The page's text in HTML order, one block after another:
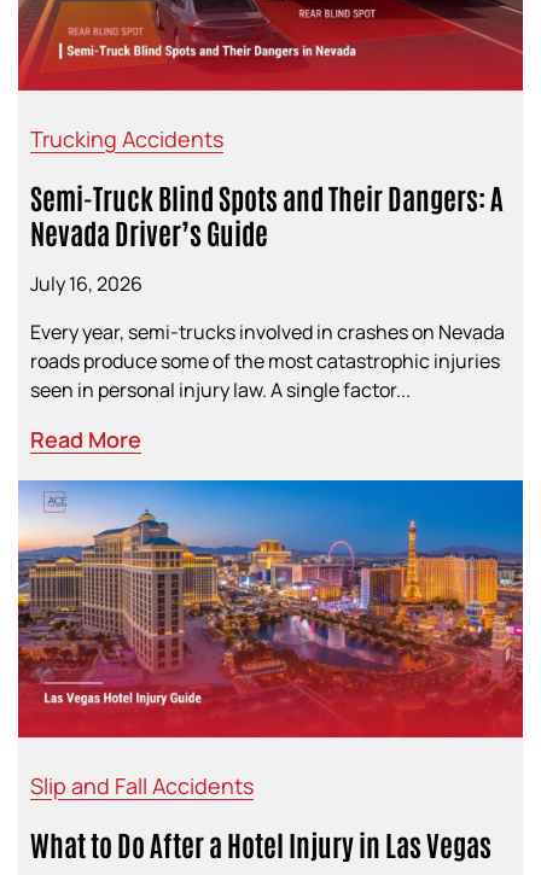
Trucking Accidents
Semi-Truck Blind Spots and Their Dangers: A
Nevada Driver’s Guide
July 16, 2026
Every year, semi-trucks involved in crashes on Nevada
roads produce some of the most catastrophic injuries
seen in personal injury law. A single factor...
Read More
Slip and Fall Accidents
What to Do After a Hotel Injury in Las Vegas